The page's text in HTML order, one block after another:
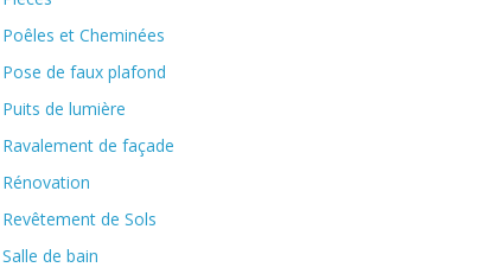
Poêles et Cheminées
Pose de faux plafond
Puits de lumière
Ravalement de façade
Rénovation
Revêtement de Sols
Salle de bain